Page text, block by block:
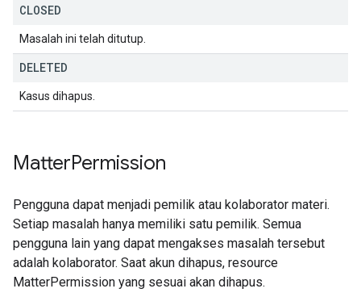
CLOSED
Masalah ini telah ditutup.
DELETED
Kasus dihapus.
MatterPermission
Pengguna dapat menjadi pemilik atau kolaborator materi.
Setiap masalah hanya memiliki satu pemilik. Semua
pengguna lain yang dapat mengakses masalah tersebut
adalah kolaborator. Saat akun dihapus, resource
MatterPermission yang sesuai akan dihapus.